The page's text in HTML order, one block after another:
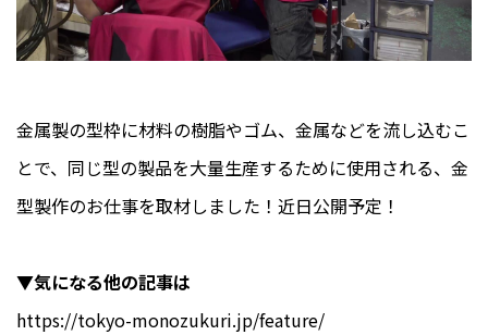
金属製の型枠に材料の樹脂やゴム、金属などを流し込むこ
とで、同じ型の製品を大量生産するために使用される、金
型製作のお仕事を取材しました！近日公開予定！
▼気になる他の記事は
https://tokyo-monozukuri.jp/feature/